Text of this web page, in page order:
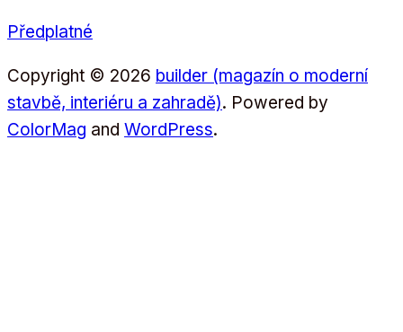
Předplatné
Copyright © 2026 builder (magazín o moderní
stavbě, interiéru a zahradě). Powered by
ColorMag and WordPress.